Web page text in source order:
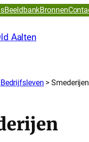
BeeldbankBronnen
Aalten
Bedrijfsleven >Smederijen